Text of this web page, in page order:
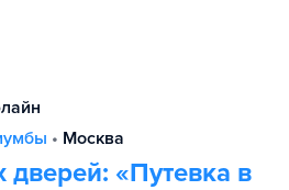
• Москва
«Путевка в